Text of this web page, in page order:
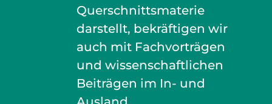
Querschnittsmaterie
darstellt, bekräftigen wir
auch mit Fachvorträgen
und wissenschaftlichen
Beiträgen im In- und